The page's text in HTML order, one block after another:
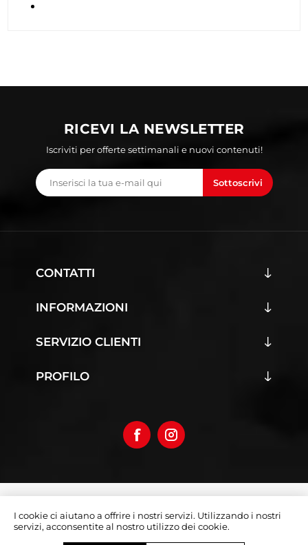
RICEVI LA NEWSLETTER
Iscriviti per offerte settimanali e nuovi contenuti!
Sottoscrivi
CONTATTI
INFORMAZIONI
SERVIZIO CLIENTI
PROFILO
Partita Iva 03019070642
Designed bye-direct.it
I cookie ci aiutano a offrire i nostri servizi. Utilizzando i nostri
servizi, acconsentite al nostro utilizzo dei cookie.